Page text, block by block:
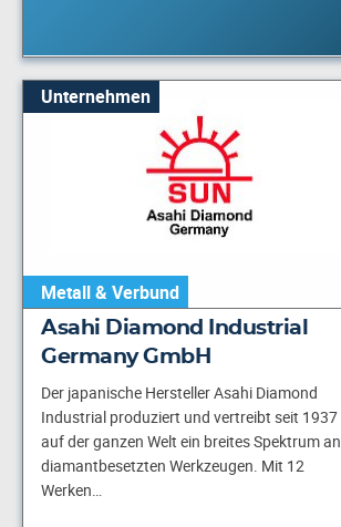
Unternehmen
Metall & Verbund
Asahi Diamond Industrial
Germany GmbH
Der japanische Hersteller Asahi Diamond
Industrial produziert und vertreibt seit 1937
auf der ganzen Welt ein breites Spektrum an
diamantbesetzten Werkzeugen. Mit 12
Werken…